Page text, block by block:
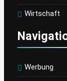
Wirtschaft
Werbung